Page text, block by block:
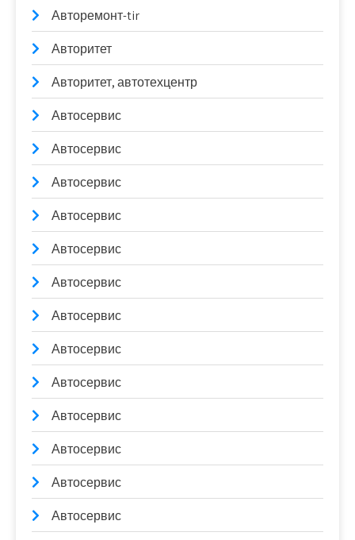
Авторемонт-tir
Авторитет
Авторитет, автотехцентр
Автосервис
Автосервис
Автосервис
Автосервис
Автосервис
Автосервис
Автосервис
Автосервис
Автосервис
Автосервис
Автосервис
Автосервис
Автосервис